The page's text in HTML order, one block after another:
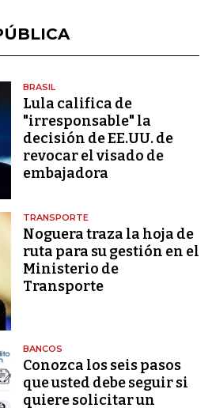
BRASIL
Lula califica de
"irresponsable" la
decisión de EE.UU. de
revocar el visado de
embajadora
TRANSPORTE
Noguera traza la hoja de
ruta para su gestión en el
Ministerio de
Transporte
BANCOS
Conozca los seis pasos
que usted debe seguir si
quiere solicitar un